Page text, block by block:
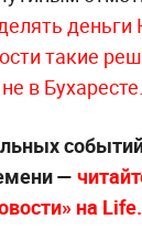
деньги
такие
в Бухаресте.
—
на